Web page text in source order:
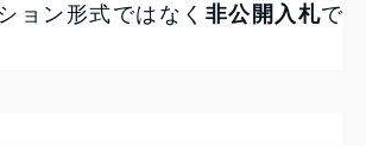
ョン形式ではなく 非公開入札で